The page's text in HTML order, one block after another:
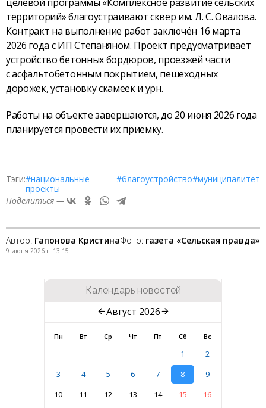
территорий» благо­устраивают сквер им. Л. С. Овалова.
Контракт на выполнение работ заключён 16 марта
2026 года с ИП Степаняном. Проект предусматривает
устройство бетонных бордюров, проезжей части
с асфальтобетонным покрытием, пешеходных
дорожек, установку скамеек и урн.
Работы на объекте завершаются, до 20 июня 2026 года
планируется провести их приёмку.
Тэги:#национальные
проекты
#благоустройство#муниципалитет
Поделиться —
Автор: Гапонова КристинаФото: газета «Сельская правда»
9 июня 2026 г. 13:15
Календарь новостей
Август 2026
Пн Вт Ср Чт Пт Сб Вс
1
2
3
4 5 6 7 8
9
10
11 12 13 14 15
16